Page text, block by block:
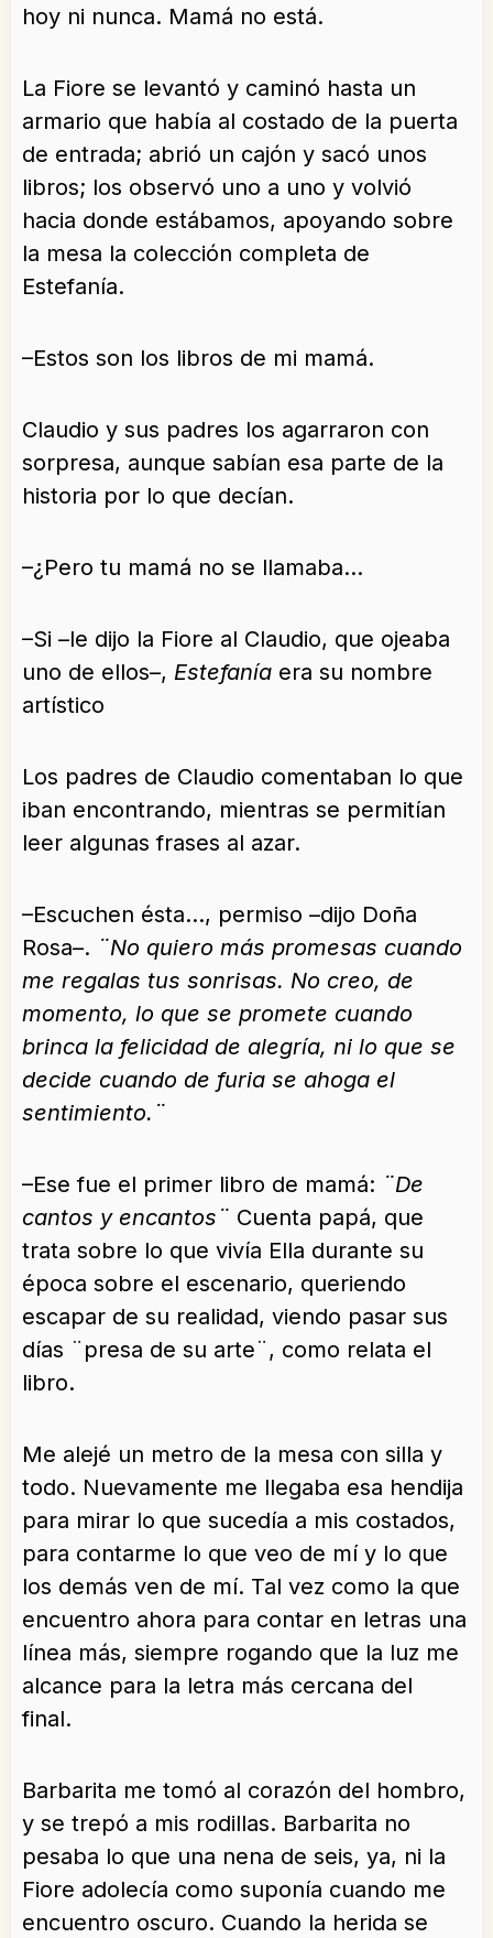
hoy ni nunca. Mamá no está.
La Fiore se levantó y caminó hasta un
armario que había al costado de la puerta
de entrada; abrió un cajón y sacó unos
libros; los observó uno a uno y volvió
hacia donde estábamos, apoyando sobre
la mesa la colección completa de
Estefanía.
–Estos son los libros de mi mamá.
Claudio y sus padres los agarraron con
sorpresa, aunque sabían esa parte de la
historia por lo que decían.
–¿Pero tu mamá no se llamaba…
–Si –le dijo la Fiore al Claudio, que ojeaba
uno de ellos–, Estefanía era su nombre
artístico
Los padres de Claudio comentaban lo que
iban encontrando, mientras se permitían
leer algunas frases al azar.
–Escuchen ésta…, permiso –dijo Doña
Rosa–. ¨No quiero más promesas cuando
me regalas tus sonrisas. No creo, de
momento, lo que se promete cuando
brinca la felicidad de alegría, ni lo que se
decide cuando de furia se ahoga el
sentimiento.¨
–Ese fue el primer libro de mamá: ¨De
cantos y encantos¨ Cuenta papá, que
trata sobre lo que vivía Ella durante su
época sobre el escenario, queriendo
escapar de su realidad, viendo pasar sus
días ¨presa de su arte¨, como relata el
libro.
Me alejé un metro de la mesa con silla y
todo. Nuevamente me llegaba esa hendija
para mirar lo que sucedía a mis costados,
para contarme lo que veo de mí y lo que
los demás ven de mí. Tal vez como la que
encuentro ahora para contar en letras una
línea más, siempre rogando que la luz me
alcance para la letra más cercana del
final.
Barbarita me tomó al corazón del hombro,
y se trepó a mis rodillas. Barbarita no
pesaba lo que una nena de seis, ya, ni la
Fiore adolecía como suponía cuando me
encuentro oscuro. Cuando la herida se